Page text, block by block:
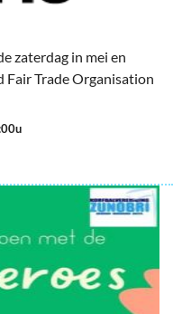
zaterdag in mei en
Trade Organisation